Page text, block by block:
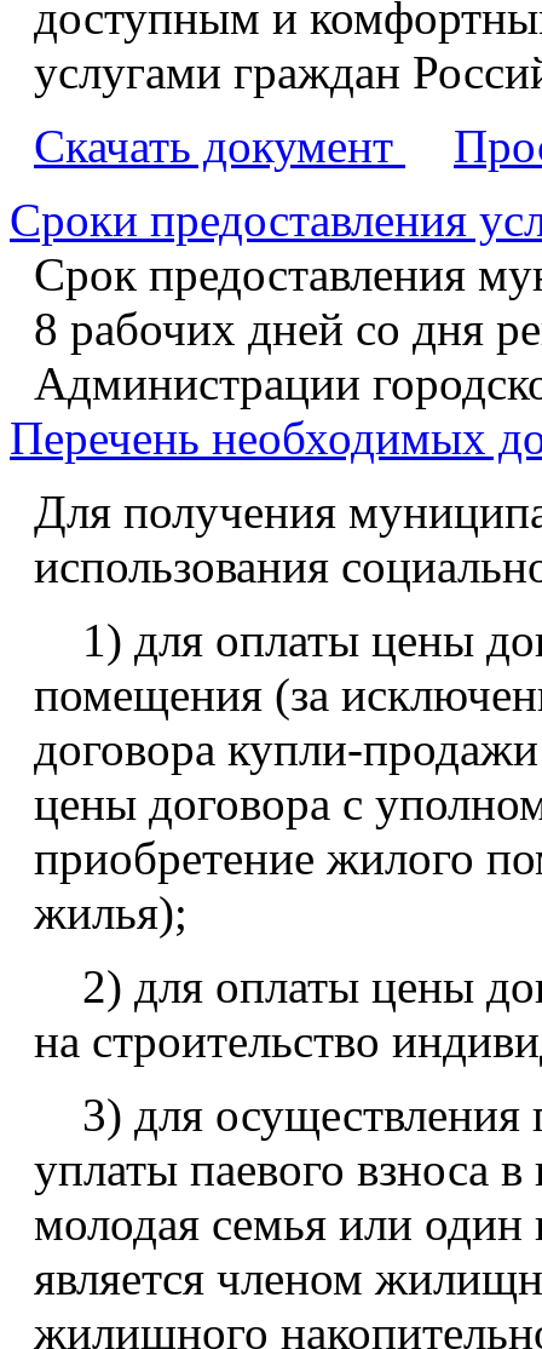
доступным и
услугами граждан
Скачать документ
Сроки предоставления
Срок предоставления
8 рабочих дней со дня
Администрации
Перечень необходимых
Для получения
использования
1) для оплаты цены
помещения (за
договора купли-продажи
цены договора с
приобретение жилого
жилья);
2) для оплаты цены
на строительство
3) для осуществления
уплаты паевого взноса
молодая семья или один
является членом
жилищного